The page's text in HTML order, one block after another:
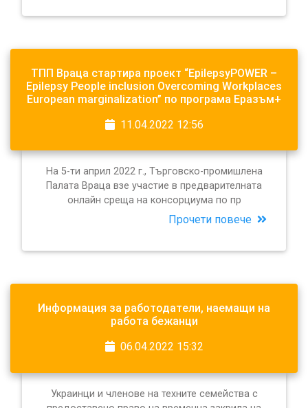
ТПП Враца стартира проект “EpilepsyPOWER –
Epilepsy People inclusion Overcoming Workplaces
European marginalization” по програма Еразъм+
11.04.2022 12:56
На 5-ти април 2022 г., Търговско-промишлена
Палата Враца взе участие в предварителната
онлайн среща на консорциума по пр
Прочети повече
Информация за работодатели, наемащи на
работа бежанци
06.04.2022 15:32
Украинци и членове на техните семейства с